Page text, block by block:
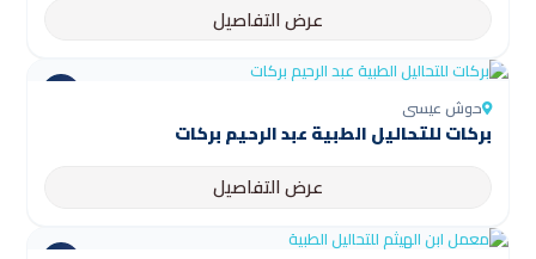
عرض التفاصيل
حوش عيسى
بركات للتحاليل الطبية عبد الرحيم بركات
عرض التفاصيل